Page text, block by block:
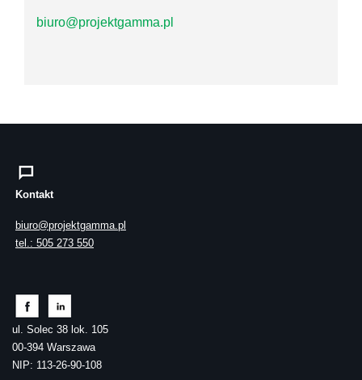
biuro@projektgamma.pl
Kontakt
biuro@projektgamma.pl
tel.: 505 273 550
ul. Solec 38 lok. 105
00-394 Warszawa
NIP: 113-26-90-108